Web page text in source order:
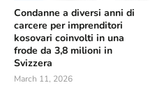
Condanne a diversi anni di
carcere per imprenditori
kosovari coinvolti in una
frode da 3,8 milioni in
Svizzera
March 11, 2026